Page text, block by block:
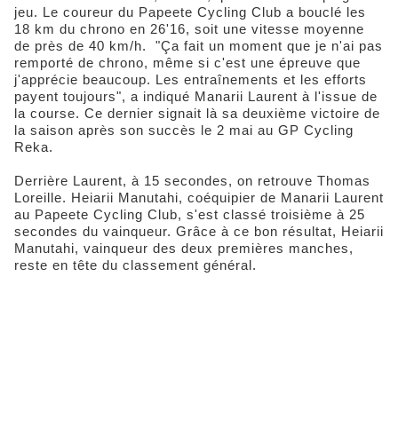
jeu. Le coureur du Papeete Cycling Club a bouclé les
18 km du chrono en 26'16, soit une vitesse moyenne
de près de 40 km/h. "Ça fait un moment que je n'ai pas
remporté de chrono, même si c'est une épreuve que
j'apprécie beaucoup. Les entraînements et les efforts
payent toujours", a indiqué Manarii Laurent à l'issue de
la course. Ce dernier signait là sa deuxième victoire de
la saison après son succès le 2 mai au GP Cycling
Reka.
Derrière Laurent, à 15 secondes, on retrouve Thomas
Loreille. Heiarii Manutahi, coéquipier de Manarii Laurent
au Papeete Cycling Club, s'est classé troisième à 25
secondes du vainqueur. Grâce à ce bon résultat, Heiarii
Manutahi, vainqueur des deux premières manches,
reste en tête du classement général.